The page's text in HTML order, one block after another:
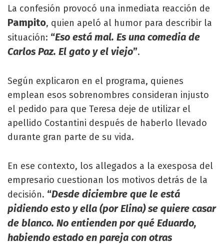
La confesión provocó una inmediata reacción de
Pampito, quien apeló al humor para describir la
situación: “Eso está mal. Es una comedia de
Carlos Paz. El gato y el viejo”.
Según explicaron en el programa, quienes
emplean esos sobrenombres consideran injusto
el pedido para que Teresa deje de utilizar el
apellido Costantini después de haberlo llevado
durante gran parte de su vida.
En ese contexto, los allegados a la exesposa del
empresario cuestionan los motivos detrás de la
decisión. “Desde diciembre que le está
pidiendo esto y ella (por Elina) se quiere casar
de blanco. No entienden por qué Eduardo,
habiendo estado en pareja con otras